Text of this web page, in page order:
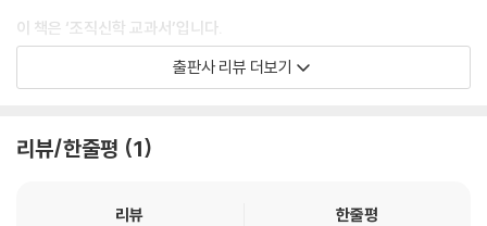
이 책은 ‘조직신학 교과서’입니다.
이 책은 1994년 출간 이후 지금까지 전 세계 복음주의 신학자와 목회자는
재로 채택되었습니다. 저자의 신학적 완숙미가 돋보이는 이번 개정증보판
출판사 리뷰 더보기
리뷰/한줄평 1
리뷰
한줄평